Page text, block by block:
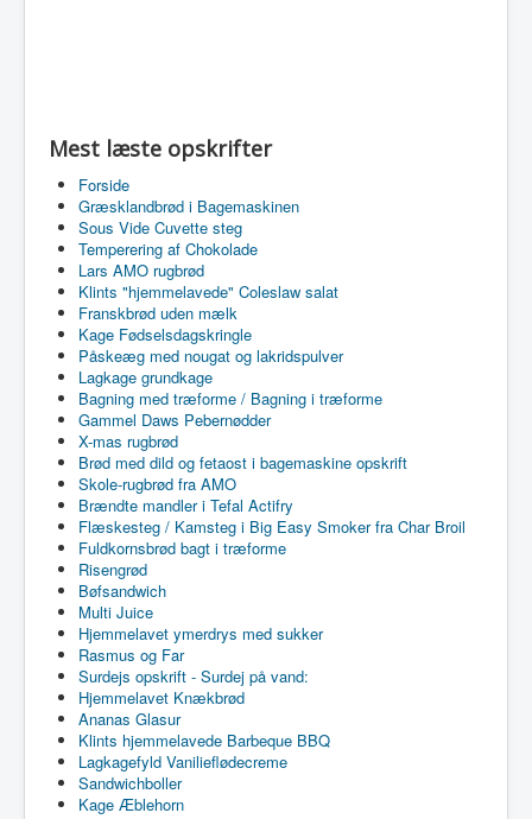
Mest læste opskrifter
Forside
Græsklandbrød i Bagemaskinen
Sous Vide Cuvette steg
Temperering af Chokolade
Lars AMO rugbrød
Klints "hjemmelavede" Coleslaw salat
Franskbrød uden mælk
Kage Fødselsdagskringle
Påskeæg med nougat og lakridspulver
Lagkage grundkage
Bagning med træforme / Bagning i træforme
Gammel Daws Pebernødder
X-mas rugbrød
Brød med dild og fetaost i bagemaskine opskrift
Skole-rugbrød fra AMO
Brændte mandler i Tefal Actifry
Flæskesteg / Kamsteg i Big Easy Smoker fra Char Broil
Fuldkornsbrød bagt i træforme
Risengrød
Bøfsandwich
Multi Juice
Hjemmelavet ymerdrys med sukker
Rasmus og Far
Surdejs opskrift - Surdej på vand:
Hjemmelavet Knækbrød
Ananas Glasur
Klints hjemmelavede Barbeque BBQ
Lagkagefyld Vanilieflødecreme
Sandwichboller
Kage Æblehorn